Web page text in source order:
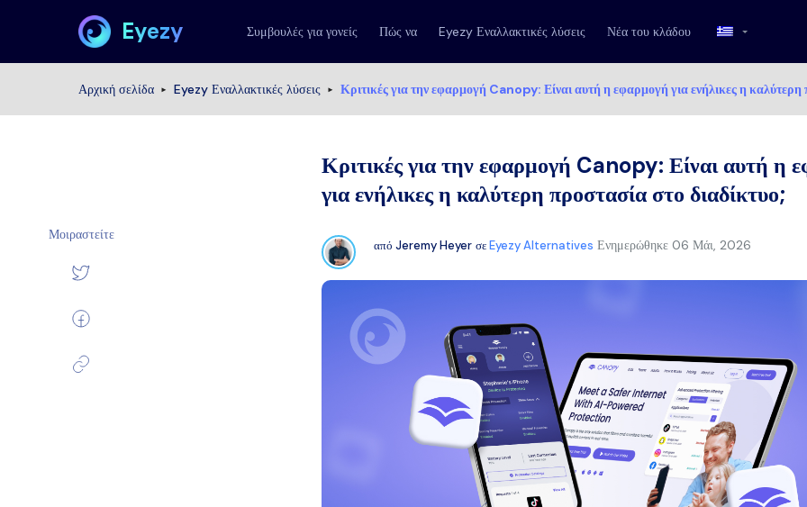
Eyezy Συμβουλές για γονείς Πώς να Eyezy Εναλλακτικές λύσεις Νέα του κλάδου
Αρχική σελίδα Eyezy Εναλλακτικές λύσεις Κριτικές για την εφαρμογή Canopy: Είναι αυτή η εφαρμογή για ενήλικες η καλύτερη
Κριτικές για την εφαρμογή Canopy: Είναι αυτή η
για ενήλικες η καλύτερη προστασία στο διαδίκτυο;
από Jeremy Heyer σεEyezy Alternatives Ενημερώθηκε 06 Μάι, 2026
Μοιραστείτε